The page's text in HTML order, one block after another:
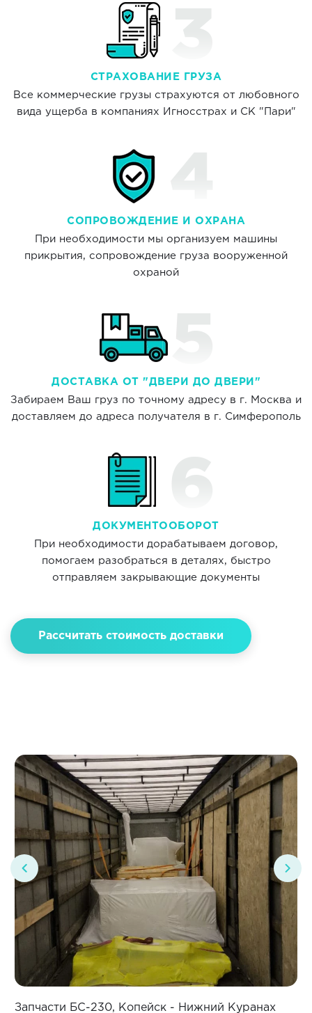
СТРАХОВАНИЕ ГРУЗА
Все коммерческие грузы страхуются от любовного
вида ущерба в компаниях Игносстрах и СК "Пари"
СОПРОВОЖДЕНИЕ И ОХРАНА
При необходимости мы организуем машины
прикрытия, сопровождение груза вооруженной
охраной
ДОСТАВКА ОТ "ДВЕРИ ДО ДВЕРИ"
Забираем Ваш груз по точному адресу в г. Москва и
доставляем до адреса получателя в г. Симферополь
ДОКУМЕНТООБОРОТ
При необходимости дорабатываем договор,
помогаем разобраться в деталях, быстро
отправляем закрывающие документы
Рассчитать стоимость доставки
Запчасти БС-230, Копейск - Нижний Куранах